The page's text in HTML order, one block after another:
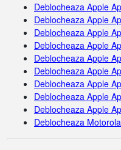
Deblocheaza Apple
Deblocheaza Apple
Deblocheaza Apple
Deblocheaza Apple
Deblocheaza Apple
Deblocheaza Apple
Deblocheaza Apple
Deblocheaza Apple
Deblocheaza Apple
Deblocheaza